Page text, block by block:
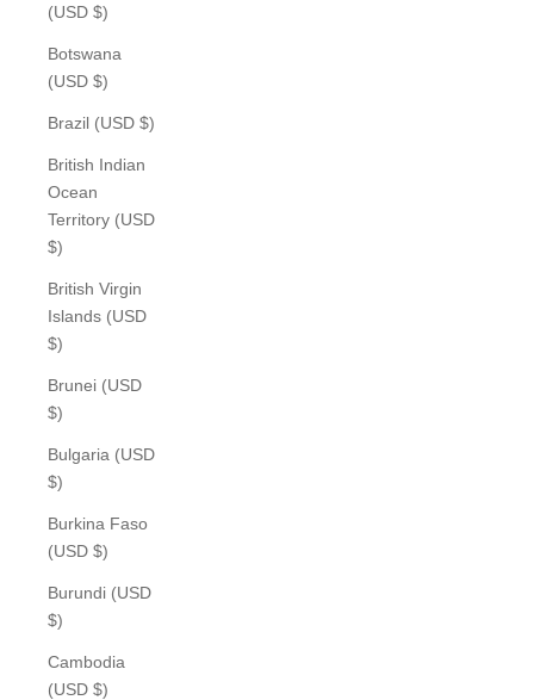
(USD $)
Botswana
(USD $)
Brazil (USD $)
British Indian
Ocean
Territory (USD
$)
British Virgin
Islands (USD
$)
Brunei (USD
$)
Bulgaria (USD
$)
Burkina Faso
(USD $)
Burundi (USD
$)
Cambodia
(USD $)